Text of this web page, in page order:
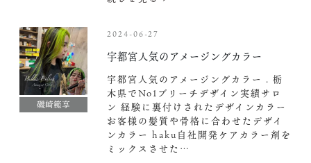
磯崎範享
2024-06-27
宇都宮人気のアメージングカラー
宇都宮人気のアメージングカラー . 栃
木県でNo1ブリーチデザイン実績サロ
ン 経験に裏付けされたデザインカラー
お客様の髪質や骨格に合わせたデザイ
ンカラー haku自社開発ケアカラー剤を
ミックスさせた…